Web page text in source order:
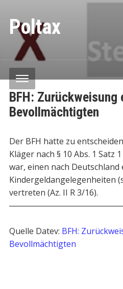
Poltax
BFH: Zurückweisung
Bevollmächtigten
Der BFH hatte zu
Kläger nach § 10 Abs. 1 Satz
war, einen nach
Kindergeldangelegenheiten
vertreten (Az. II R 3/16).
Quelle Datev: BFH:
Bevollmächtigten